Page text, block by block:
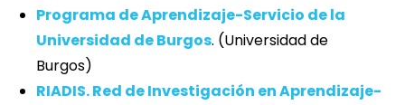
Programa de Aprendizaje-Servicio de la
Universidad de Burgos. (Universidad de
Burgos)
RIADIS. Red de Investigación en Aprendizaje-